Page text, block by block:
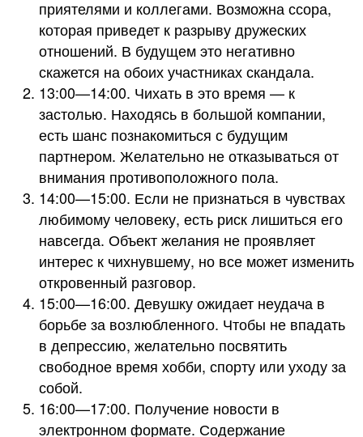
приятелями и коллегами. Возможна ссора,
которая приведет к разрыву дружеских
отношений. В будущем это негативно
скажется на обоих участниках скандала.
13:00—14:00. Чихать в это время — к
застолью. Находясь в большой компании,
есть шанс познакомиться с будущим
партнером. Желательно не отказываться от
внимания противоположного пола.
14:00—15:00. Если не признаться в чувствах
любимому человеку, есть риск лишиться его
навсегда. Объект желания не проявляет
интерес к чихнувшему, но все может изменить
откровенный разговор.
15:00—16:00. Девушку ожидает неудача в
борьбе за возлюбленного. Чтобы не впадать
в депрессию, желательно посвятить
свободное время хобби, спорту или уходу за
собой.
16:00—17:00. Получение новости в
электронном формате. Содержание